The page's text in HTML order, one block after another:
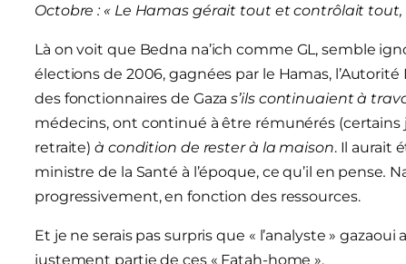
Octobre : « Le Hamas gérait tout et contrôlait
Là on voit que Bedna na’ich comme GL, semble
élections de 2006, gagnées par le Hamas,
des fonctionnaires de Gazas’ils continuaient à
médecins, ont continué à être rémunérés (certains
retraite)à condition de rester à la maison. Il aurait
ministre de la Santé à l’époque, ce qu’il en pense.
progressivement, en fonction des ressources.
Et je ne serais pas surpris que « l’analyste »
justement partie de ces « Fatah-home ».